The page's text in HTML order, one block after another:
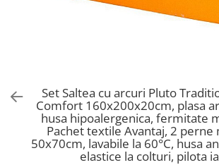
Saltele Memory Pocket
Saltele cu plasa arcuri
Saltele cu spuma
Saltele cu spuma
Scaune pentru living
Seturi comode living si vitrine
Mobila living
Scaune birou copii
Scaune resigilate
Scaune gradinita
Scaune conferinta
Set Saltea cu arcuri Pluto
Comfort 160x200x20cm, plasa
husa hipoalergenica, fermitate
Pachet textile Avantaj, 2 perne
50x70cm, lavabile la 60°C, husa
elastice la colturi, pilota